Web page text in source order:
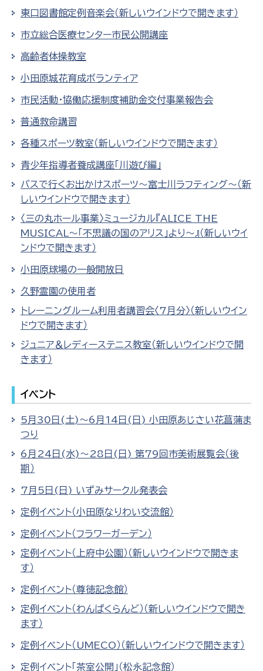
東口図書館定例音楽会（新しいウインドウで開きます）
市立総合医療センター市民公開講座
高齢者体操教室
小田原城花育成ボランティア
市民活動・協働応援制度補助金交付事業報告会
普通救命講習
各種スポーツ教室（新しいウインドウで開きます）
青少年指導者養成講座「川遊び編」
バスで行くお出かけスポーツ～富士川ラフティング～（新
しいウインドウで開きます）
〈三の丸ホール事業〉ミュージカル『ALICE THE
MUSICAL～「不思議の国のアリス」より～』（新しいウイ
ンドウで開きます）
小田原球場の一般開放日
久野霊園の使用者
トレーニングルーム利用者講習会〈7月分〉（新しいウイン
ドウで開きます）
ジュニア＆レディーステニス教室（新しいウインドウで開
きます）
イベント
5月30日(土)～6月14日(日) 小田原あじさい花菖蒲ま
つり
6月24日(水)～28日(日) 第79回市美術展覧会（後
期）
7月5日(日) いずみサークル発表会
定例イベント（小田原なりわい交流館）
定例イベント（フラワーガーデン）
定例イベント（上府中公園）（新しいウインドウで開きま
す）
定例イベント（尊徳記念館）
定例イベント（わんぱくらんど）（新しいウインドウで開き
ます）
定例イベント（UMECO）（新しいウインドウで開きます）
定例イベント「茶室公開」（松永記念館）